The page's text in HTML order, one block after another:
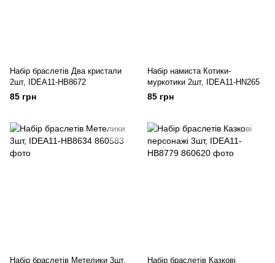
Набір браслетів Два кристали
2шт, IDEA11-HB8672
85 грн
Набір намиста Котики-
муркотики 2шт, IDEA11-HN265
85 грн
Набір браслетів Метелики 3шт,
Набір браслетів Казкові